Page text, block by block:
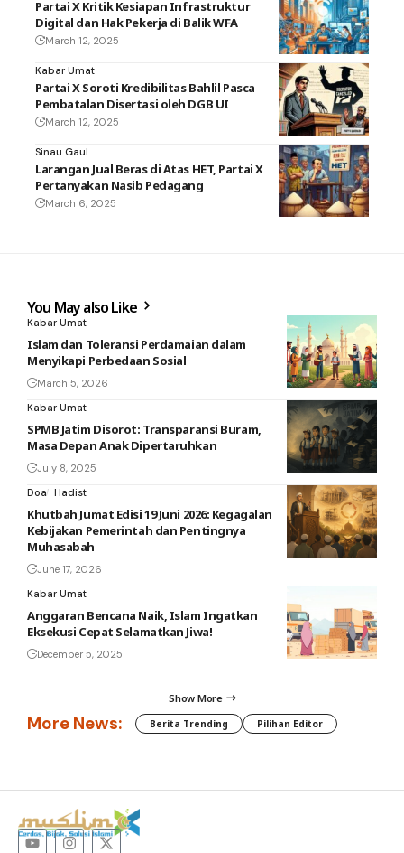
Partai X Kritik Kesiapan Infrastruktur
Digital dan Hak Pekerja di Balik WFA
March 12, 2025
Kabar Umat
Partai X Soroti Kredibilitas Bahlil Pasca
Pembatalan Disertasi oleh DGB UI
March 12, 2025
Sinau Gaul
Larangan Jual Beras di Atas HET, Partai X
Pertanyakan Nasib Pedagang
March 6, 2025
You May also Like
Kabar Umat
Islam dan Toleransi Perdamaian dalam
Menyikapi Perbedaan Sosial
March 5, 2026
Kabar Umat
SPMB Jatim Disorot: Transparansi Buram,
Masa Depan Anak Dipertaruhkan
July 8, 2025
Doa Hadist
Khutbah Jumat Edisi 19 Juni 2026: Kegagalan
Kebijakan Pemerintah dan Pentingnya
Muhasabah
June 17, 2026
Kabar Umat
Anggaran Bencana Naik, Islam Ingatkan
Eksekusi Cepat Selamatkan Jiwa!
December 5, 2025
Show More
More News: Berita Trending Pilihan Editor